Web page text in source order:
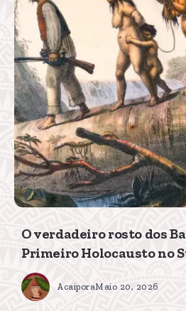
O verdadeiro rosto dos
Primeiro Holocausto no
AcaiporaMaio 20, 2026